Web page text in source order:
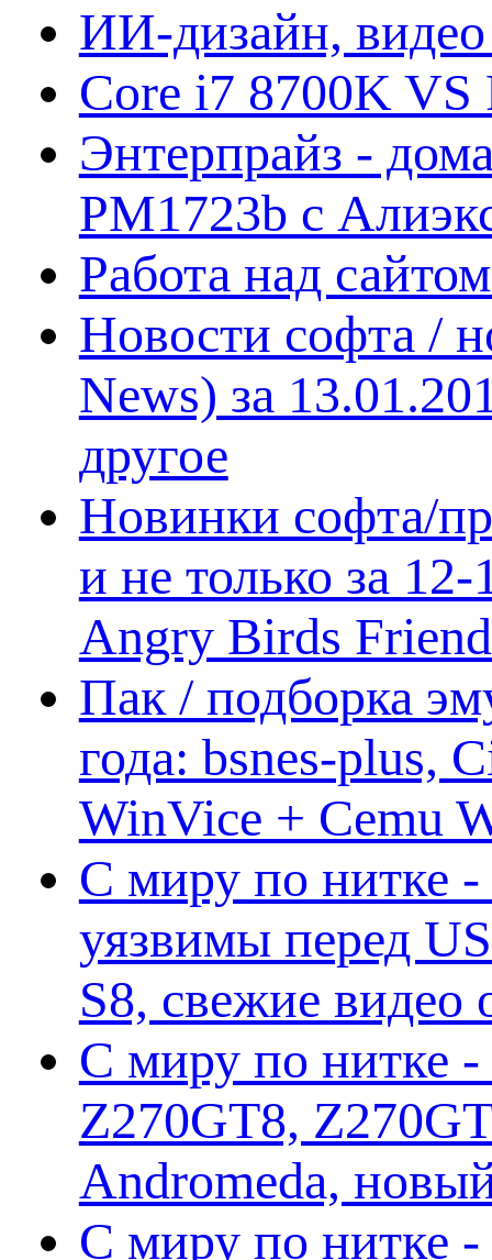
ИИ-дизайн,
Core i7 8700K VS
Энтерпрайз -
PM1723b с
Работа над
Новости софта /
News) за
другое
Новинки софта/
и не только за
Angry Birds
Пак / подборка
года: bsnes-plus,
WinVice + Cemu
С миру по нитке
уязвимы перед
S8, свежие
С миру по нитке -
Z270GT8,
Andromeda,
С миру по нитке -